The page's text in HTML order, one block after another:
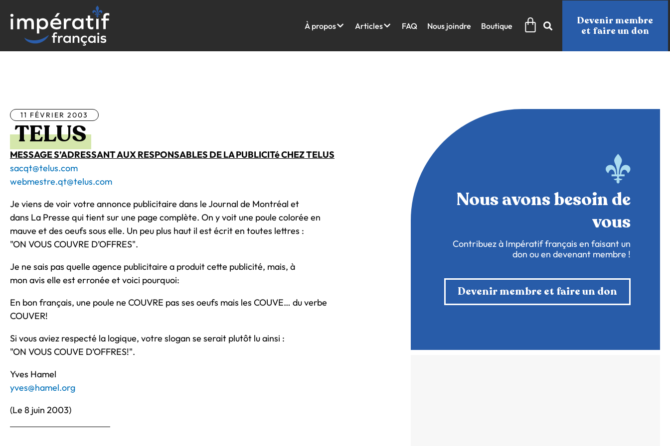
contenu
À propos Articles FAQ Nous joindre Boutique Panier
Devenir membre
et faire un don
11 FÉVRIER 2003
TELUS
MESSAGE S’ADRESSANT AUX RESPONSABLES DE LA PUBLICITé CHEZ TELUS
sacqt@telus.com
webmestre.qt@telus.com
Je viens de voir votre annonce publicitaire dans le Journal de Montréal et
dans La Presse qui tient sur une page complète. On y voit une poule colorée en
mauve et des oeufs sous elle. Un peu plus haut il est écrit en toutes lettres :
"ON VOUS COUVRE D’OFFRES".
Je ne sais pas quelle agence publicitaire a produit cette publicité, mais, à
mon avis elle est erronée et voici pourquoi:
En bon français, une poule ne COUVRE pas ses oeufs mais les COUVE… du verbe
COUVER!
Si vous aviez respecté la logique, votre slogan se serait plutôt lu ainsi :
"ON VOUS COUVE D’OFFRES!".
Yves Hamel
yves@hamel.org
(Le 8 juin 2003)
Nous avons besoin de
vous
Contribuez à Impératif français en faisant un
don ou en devenant membre !
Devenir membre et faire un don